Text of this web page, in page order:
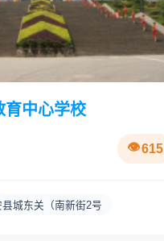
育中心学校
615
县城东关（南新街2号